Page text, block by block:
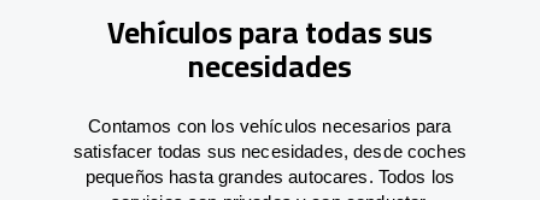
Vehículos para todas sus
necesidades
Contamos con los vehículos necesarios para
satisfacer todas sus necesidades, desde coches
pequeños hasta grandes autocares. Todos los